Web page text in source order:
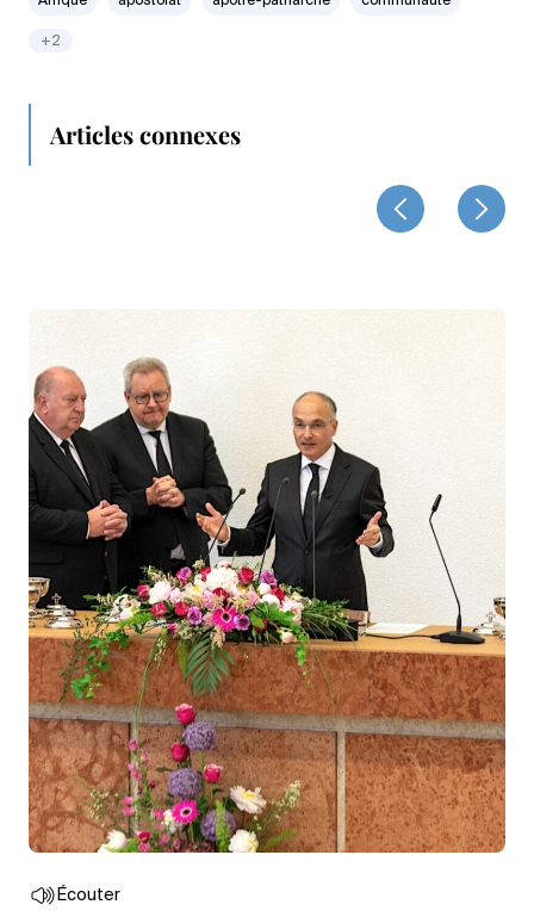
+2
Articles connexes
Écouter